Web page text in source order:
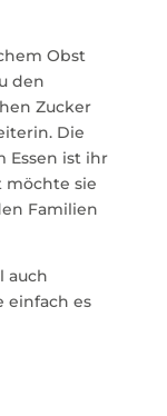
Obst
den
Zucker
Die
Essen ist ihr
möchte sie
Familien
auch
einfach es